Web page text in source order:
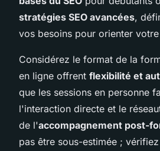
stratégies SEO avancées,
vos besoins pour orienter
Considérez le format de la
en ligne offrent flexibilité et
que les sessions en personne
l'interaction directe et le
de l'accompagnement post-
pas être sous-estimée ;